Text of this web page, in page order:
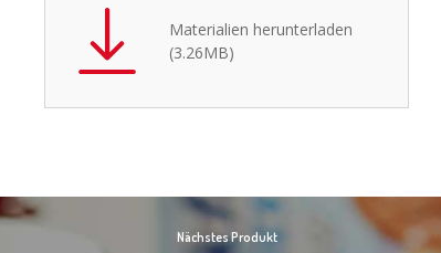
Materialien herunterladen
(3.26MB)
Nächstes Produkt